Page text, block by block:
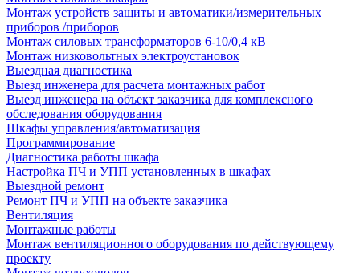
Монтаж устройств защиты и автоматики/измерительных
приборов /приборов
Монтаж силовых трансформаторов 6-10/0,4 кВ
Монтаж низковольтных электроустановок
Выездная диагностика
Выезд инженера для расчета монтажных работ
Выезд инженера на объект заказчика для комплексного
обследования оборудования
Шкафы управления/автоматизация
Программирование
Диагностика работы шкафа
Настройка ПЧ и УПП установленных в шкафах
Выездной ремонт
Ремонт ПЧ и УПП на объекте заказчика
Вентиляция
Монтажные работы
Монтаж вентиляционного оборудования по действующему
проекту